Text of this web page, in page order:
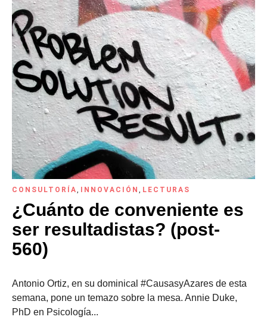
CONSULTORÍA, INNOVACIÓN , LECTURAS
¿Cuánto de conveniente es
ser resultadistas? (post-
560)
Antonio Ortiz, en su dominical #CausasyAzares de esta
semana, pone un temazo sobre la mesa. Annie Duke,
PhD en Psicología...